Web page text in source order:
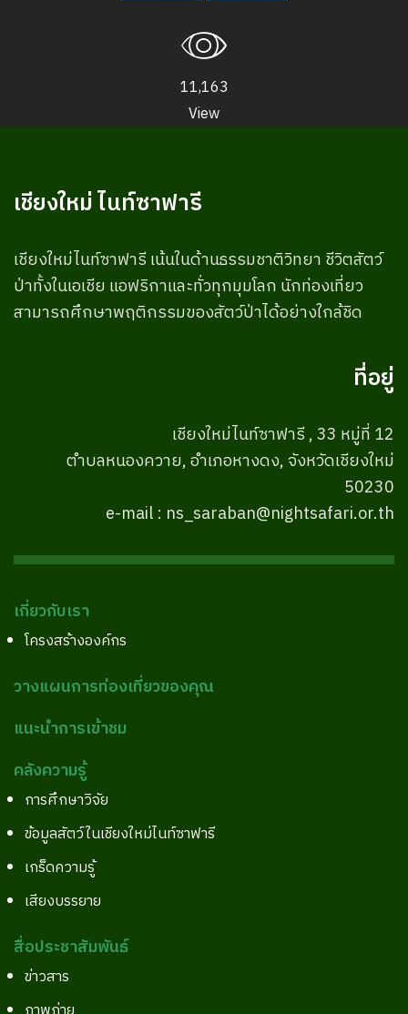
11,163
View
เชียงใหม่ ไนท์ซาฟารี
เชียงใหม่ไนท์ซาฟารี เน้นในด้านธรรมชาติวิทยา ชีวิตสัตว์
ป่าทั้งในเอเชีย แอฟริกาและทั่วทุกมุมโลก นักท่องเที่ยว
สามารถศึกษาพฤติกรรมของสัตว์ป่าได้อย่างใกล้ชิด
ที่อยู่
เชียงใหม่ไนท์ซาฟารี , 33 หมู่ที่ 12
ตำบลหนองควาย, อำเภอหางดง, จังหวัดเชียงใหม่
50230
e-mail : ns_saraban@nightsafari.or.th
เกี่ยวกับเรา
โครงสร้างองค์กร
วางแผนการท่องเที่ยวของคุณ
แนะนำการเข้าชม
คลังความรู้
การศึกษาวิจัย
ข้อมูลสัตว์ในเชียงใหม่ไนท์ซาฟารี
เกร็ดความรู้
เสียงบรรยาย
สื่อประชาสัมพันธ์
ข่าวสาร